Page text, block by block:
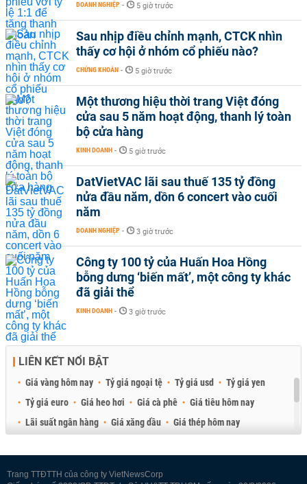
DOANH NGHIỆP - 5 giờ trước
Sau nhịp điều chỉnh mạnh, CTCK nhìn
thấy cơ hội ở nhóm cổ phiếu nào?
CHỨNG KHOÁN - 5 giờ trước
Một thương hiệu thời trang Việt đóng
cửa sau 5 năm hoạt động, thanh lý toàn
bộ cửa hàng
KINH DOANH - 5 giờ trước
DatVietVAC lãi sau thuế 135 tỷ đồng
nửa đầu năm, dồn 6 concert vào cuối
năm
DOANH NGHIỆP - 3 giờ trước
Công ty 100 tỷ của Huấn Hoa Hồng
bỗng dưng ‘biến mất’, một công ty khác
đã giải thể
KINH DOANH - 3 giờ trước
LIÊN KẾT NỔI BẬT
Giá vàng hôm nay Tỷ giá ngoại tệ Tỷ giá usd
Tỷ giá yen
Tỷ giá euro
Giá heo hơi Giá cà phê
Giá tiêu hôm nay
Lãi suất ngân hàng
Giá xăng dầu
Giá thép hôm nay
Trang TTĐTTH của công ty VietNewsCorp